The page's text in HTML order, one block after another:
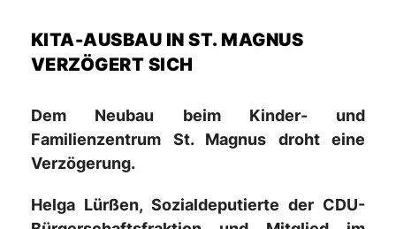
KITA-AUSBAU IN ST. MAGNUS
VERZÖGERT SICH
Dem Neubau beim Kinder- und
Familienzentrum St. Magnus droht eine
Verzögerung.
Helga Lürßen, Sozialdeputierte der CDU-